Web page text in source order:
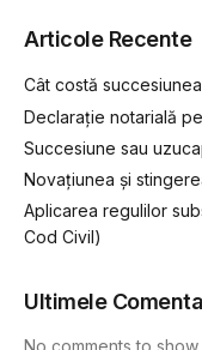
Articole Recente
Cât costă
Declarație notarială
Succesiune sau
Novațiunea și
Aplicarea regulilor
Cod Civil)
Ultimele
No comments to show.